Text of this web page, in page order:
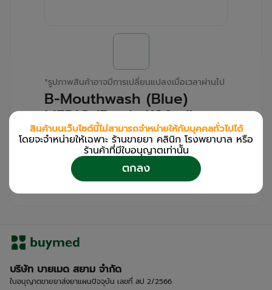
*รูปภาพสินค้าอาจมีการเปลี่ยนแปลงเมื่อเวลาผ่านไป
B-Mouthwash (Blue)
MEDIC (Bottle/180ml)
สำหรับลูกค้าเฉพาะร้านขายยา คลินิก และโรง
เข้าสู่ระบบ
ลงทะเบียน
เพื่อดูรายละเอียดเพิ่มเติม
บริษัท บายเมด สยาม จำกัด
ใบอนุญาตขายยาส่งยาแผนปัจจุบัน เลขที่ สป 2/2566
สินค้าบนเว็บไซต์นี้ไม่สามารถจำหน่ายให้กับบุคคลทั่วไปได้
โดยจะจำหน่ายให้เฉพาะ ร้านขายยา คลินิก โรงพยาบาล หรือ
ร้านค้าที่มีใบอนุญาตเท่านััน
ตกลง